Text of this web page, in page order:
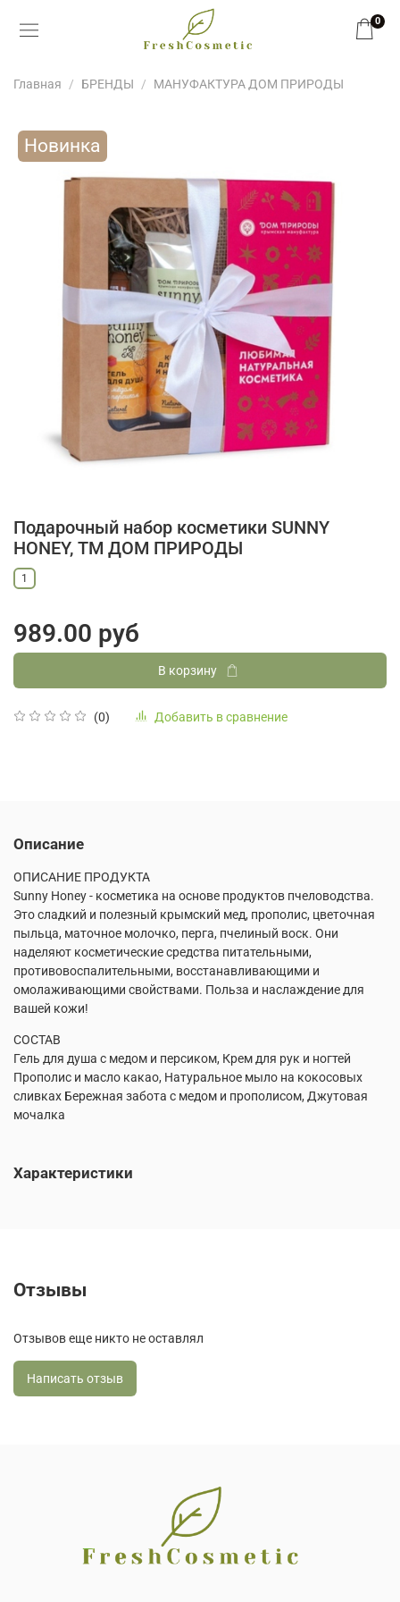
0
Главная БРЕНДЫ МАНУФАКТУРА ДОМ ПРИРОДЫ
Новинка
Подарочный набор косметики SUNNY
HONEY, ТМ ДОМ ПРИРОДЫ
(0) Добавить в сравнение
1
989.00 руб
В корзину
Описание
ОПИСАНИЕ ПРОДУКТА
Sunny Honey - косметика на основе продуктов пчеловодства.
Это сладкий и полезный крымский мед, прополис, цветочная
пыльца, маточное молочко, перга, пчелиный воск. Они
наделяют косметические средства питательными,
противовоспалительными, восстанавливающими и
омолаживающими свойствами. Польза и наслаждение для
вашей кожи!
СОСТАВ
Гель для душа с медом и персиком, Крем для рук и ногтей
Прополис и масло какао, Натуральное мыло на кокосовых
сливках Бережная забота с медом и прополисом, Джутовая
мочалка
Характеристики
Отзывы
Отзывов еще никто не оставлял
Написать отзыв